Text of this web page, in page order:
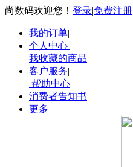
尚数码欢迎您！ 登录|免费注册
我的订单|
个人中心 |
我收藏的商品
客户服务|
帮助中心
消费者告知书|
更多